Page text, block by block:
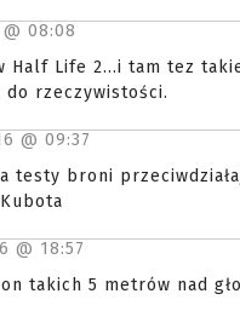
08:08
Half Life 2...i tam tez
rzeczywistości.
@ 09:37
testy broni
@ 18:57
takich 5 metrów nad